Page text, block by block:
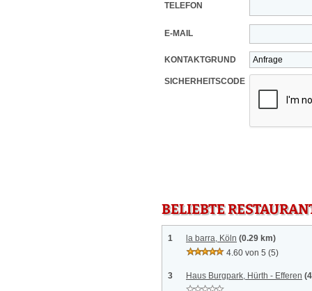
TELEFON
E-MAIL
KONTAKTGRUND
SICHERHEITSCODE
BELIEBTE
1 la barra, Köln (0.29 km)
4.60 von 5 (5)
3 Haus Burgpark, Hürth - Efferen